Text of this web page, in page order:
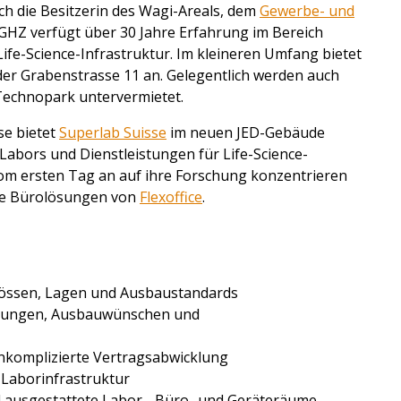
die Besitzerin des Wagi-Areals, dem Gewerbe- und
verfügt über 30 Jahre Erfahrung im Bereich
Science-Infrastruktur. Im kleineren Umfang bietet
Grabenstrasse 11 an. Gelegentlich werden auch
untervermietet.
bietetSuperlab Suisse im neuen JED-Gebäude
und Dienstleistungen für Life-Science-
ersten Tag an auf ihre Forschung konzentrieren
Bürolösungen von Flexoffice.
Lagen und Ausbaustandards
Ausbauwünschen und
Vertragsabwicklung
Laborinfrastruktur